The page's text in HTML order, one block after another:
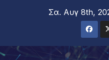
Σα. Αυγ 8th,